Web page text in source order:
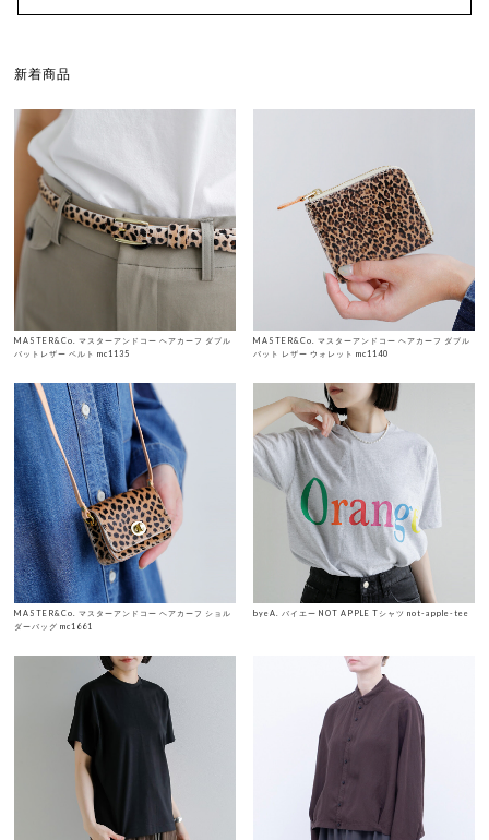
新着商品
MASTER&Co. マスターアンドコー ヘアカーフ ダブル
バットレザー ベルト mc1135
MASTER&Co. マスターアンドコー ヘアカーフ ダブル
バット レザー ウォレット mc1140
MASTER&Co. マスターアンドコー ヘアカーフ ショル
ダーバッグ mc1661
byeA. バイエー NOT APPLE Tシャツ not-apple-tee